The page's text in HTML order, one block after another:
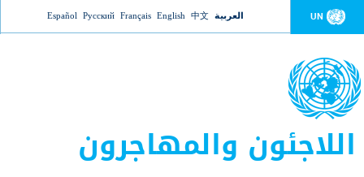
Jump to navigation UN العربية 中文
English
Français
Русский
Español
اللاجئون والمهاجرون